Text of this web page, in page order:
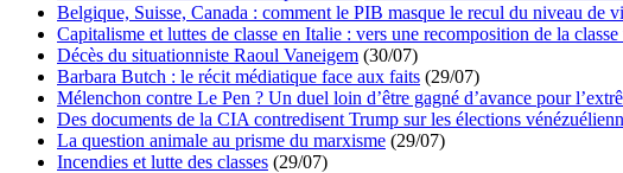
Belgique, Suisse, Canada : comment le PIB masque le recul du niveau de
Capitalisme et luttes de classe en Italie : vers une recomposition de la
Décès du situationniste Raoul Vaneigem (30/07)
Barbara Butch : le récit médiatique face aux faits (29/07)
Mélenchon contre Le Pen ? Un duel loin d’être gagné d’avance pour
Des documents de la CIA contredisent Trump sur les élections
La question animale au prisme du marxisme (29/07)
Incendies et lutte des classes (29/07)